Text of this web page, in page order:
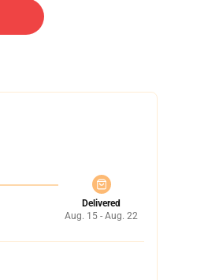
Delivered
Aug. 15 - Aug. 22